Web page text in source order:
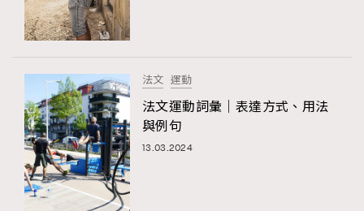
法文 運動
法文運動詞彙｜表達方式、用法
與例句
13.03.2024